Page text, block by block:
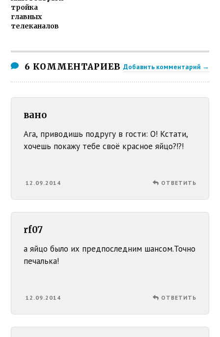
тройка
главных
телеканалов
6 КОММЕНТАРИЕВ Добавить комментарий →
вано
Ага, приводишь подругу в гости: О! Кстати,
хочешь покажу тебе своё красное яйцо?!?!
12.09.2014 ОТВЕТИТЬ
rf07
а яйцо было их предпоследним шансом.Точно
печалька!
12.09.2014 ОТВЕТИТЬ